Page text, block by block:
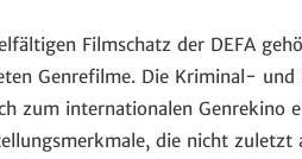
Filmschatz der DEFA
Genrefilme. Die Kriminal-
zum internationalen Genrekino
die nicht